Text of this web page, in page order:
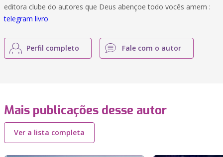
editora clube do autores que Deus abençoe todo vocês amem :
telegram livro
Perfil completo Fale com o autor
Mais publicações desse autor
Ver a lista completa